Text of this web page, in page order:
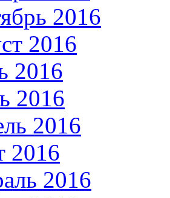
2016
2016
2016
2016
2016
2016
2016